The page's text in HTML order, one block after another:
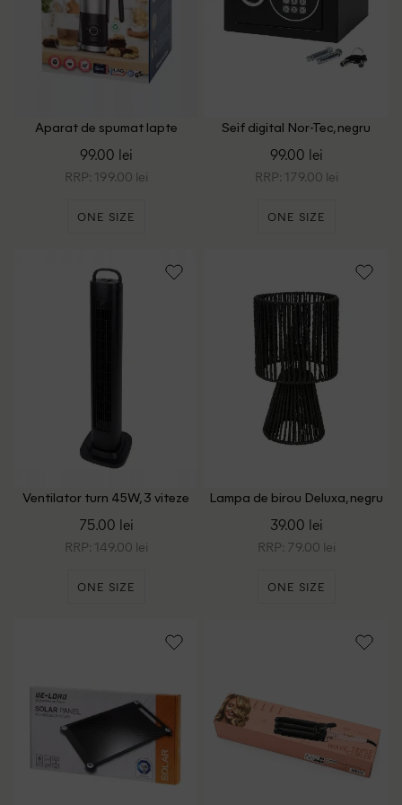
Aparat de spumat lapte
99.00 lei
RRP: 199.00 lei
ONE SIZE
Seif digital Nor-Tec, negru
99.00 lei
RRP: 179.00 lei
ONE SIZE
Ventilator turn 45W, 3 viteze
75.00 lei
RRP: 149.00 lei
ONE SIZE
Lampa de birou Deluxa, negru
39.00 lei
RRP: 79.00 lei
ONE SIZE